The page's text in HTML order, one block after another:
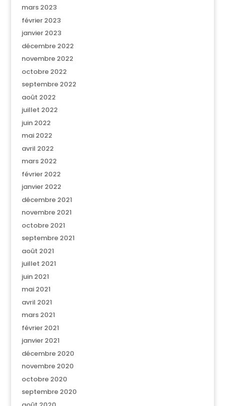
mars 2023
février 2023
janvier 2023
décembre 2022
novembre 2022
octobre 2022
septembre 2022
août 2022
juillet 2022
juin 2022
mai 2022
avril 2022
mars 2022
février 2022
janvier 2022
décembre 2021
novembre 2021
octobre 2021
septembre 2021
août 2021
juillet 2021
juin 2021
mai 2021
avril 2021
mars 2021
février 2021
janvier 2021
décembre 2020
novembre 2020
octobre 2020
septembre 2020